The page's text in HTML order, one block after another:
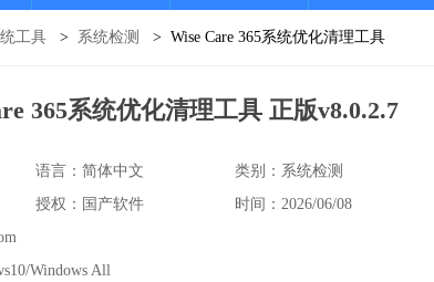
工具 系统检测 Wise Care 365系统优化清理工具
365系统优化清理工具 正版v8.0.2.7
语言：简体中文
类别：系统检测
授权：国产软件
时间：2026/06/08
Windows All